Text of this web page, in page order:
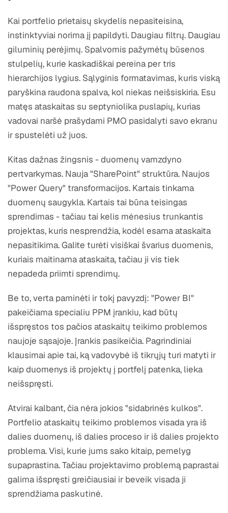
Kai portfelio prietaisų skydelis nepasiteisina,
instinktyviai norima jį papildyti. Daugiau filtrų. Daugiau
giluminių perėjimų. Spalvomis pažymėtų būsenos
stulpelių, kurie kaskadiškai pereina per tris
hierarchijos lygius. Sąlyginis formatavimas, kuris viską
paryškina raudona spalva, kol niekas neišsiskiria. Esu
matęs ataskaitas su septyniolika puslapių, kurias
vadovai naršė prašydami PMO pasidalyti savo ekranu
ir spustelėti už juos.
Kitas dažnas žingsnis - duomenų vamzdyno
pertvarkymas. Nauja "SharePoint" struktūra. Naujos
"Power Query" transformacijos. Kartais tinkama
duomenų saugykla. Kartais tai būna teisingas
sprendimas - tačiau tai kelis mėnesius trunkantis
projektas, kuris nesprendžia, kodėl esama ataskaita
nepasitikima. Galite turėti visiškai švarius duomenis,
kuriais maitinama ataskaita, tačiau ji vis tiek
nepadeda priimti sprendimų.
Be to, verta paminėti ir tokį pavyzdį: "Power BI"
pakeičiama specialiu PPM įrankiu, kad būtų
išspręstos tos pačios ataskaitų teikimo problemos
naujoje sąsajoje. Įrankis pasikeičia. Pagrindiniai
klausimai apie tai, ką vadovybė iš tikrųjų turi matyti ir
kaip duomenys iš projektų į portfelį patenka, lieka
neišspręsti.
Atvirai kalbant, čia nėra jokios "sidabrinės kulkos".
Portfelio ataskaitų teikimo problemos visada yra iš
dalies duomenų, iš dalies proceso ir iš dalies projekto
problema. Visi, kurie jums sako kitaip, pernelyg
supaprastina. Tačiau projektavimo problemą paprastai
galima išspręsti greičiausiai ir beveik visada ji
sprendžiama paskutinė.